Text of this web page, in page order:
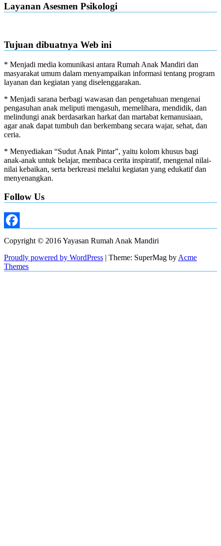
Layanan Asesmen Psikologi
Tujuan dibuatnya Web ini
* Menjadi media komunikasi antara Rumah Anak Mandiri dan
masyarakat umum dalam menyampaikan informasi tentang program
layanan dan kegiatan yang diselenggarakan.
* Menjadi sarana berbagi wawasan dan pengetahuan mengenai
pengasuhan anak meliputi mengasuh, memelihara, mendidik, dan
melindungi anak berdasarkan harkat dan martabat kemanusiaan,
agar anak dapat tumbuh dan berkembang secara wajar, sehat, dan
ceria.
* Menyediakan “Sudut Anak Pintar”, yaitu kolom khusus bagi
anak-anak untuk belajar, membaca cerita inspiratif, mengenal nilai-
nilai kebaikan, serta berkreasi melalui kegiatan yang edukatif dan
menyenangkan.
Follow Us
Copyright © 2016 Yayasan Rumah Anak Mandiri
Proudly powered by WordPress | Theme: SuperMag by Acme
Themes